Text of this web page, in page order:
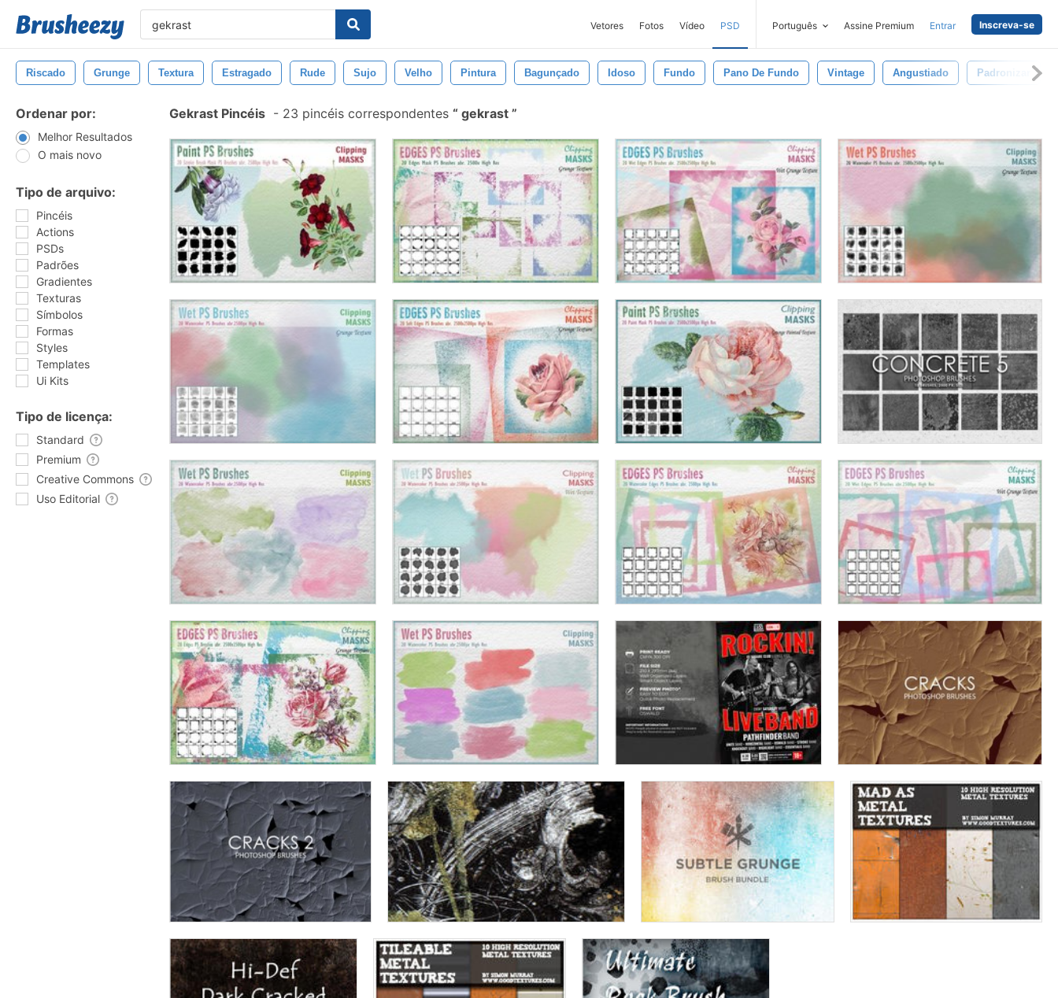
Vetores Fotos Vídeo PSD Português Assine Premium Entrar Inscreva-se
Riscado Grunge Textura Estragado Rude Sujo Velho Pintura Bagunçado Idoso Fundo Pano De Fundo Vintage Angustiado Padronizar
Ordenar por:
Melhor Resultados
O mais novo
Tipo de arquivo:
Pincéis
Actions
PSDs
Padrões
Gradientes
Texturas
Símbolos
Formas
Styles
Templates
Ui Kits
Tipo de licença:
Standard
Premium
Creative Commons
Uso Editorial
Gekrast Pincéis - 23 pincéis correspondentes gekrast